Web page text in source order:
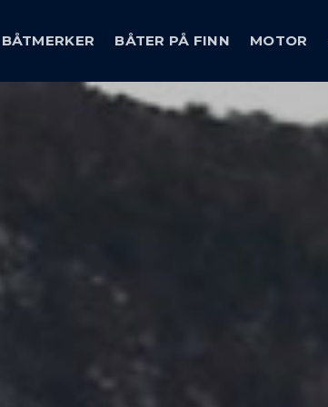
BÅTMERKER BÅTER PÅ FINN MOTOR